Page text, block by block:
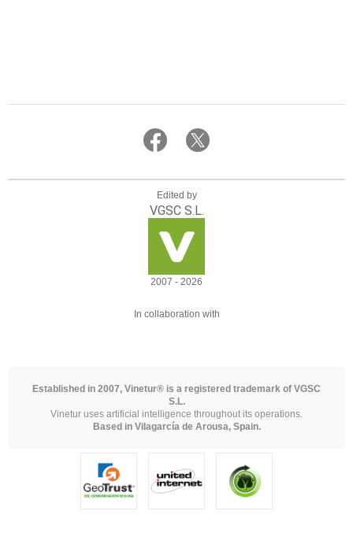
Edited by
VGSC S.L.
2007 - 2026
In collaboration with
Established in 2007, Vinetur® is a registered trademark of VGSC
S.L.
Vinetur uses artificial intelligence throughout its operations.
Based in Vilagarcía de Arousa, Spain.